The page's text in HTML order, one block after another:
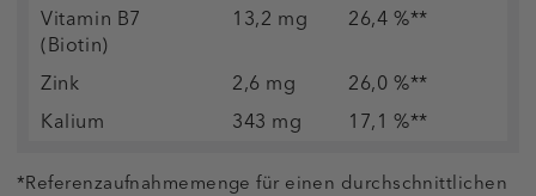
Vitamin B7
(Biotin)
13,2 mg
26,4 %**
Zink
2,6 mg
26,0 %**
Kalium
343 mg 17,1 %**
*Referenzaufnahmemenge für einen durchschnittlichen